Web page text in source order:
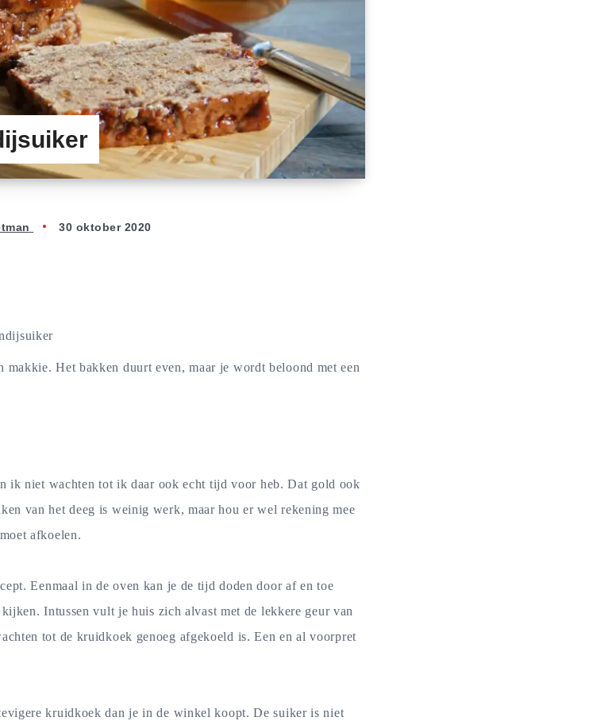
30 oktober 2020
Het bakken duurt even, maar je wordt beloond met een
ik niet wachten tot ik daar ook echt tijd voor heb. Dat gold ook
van het deeg is weinig werk, maar hou er wel rekening mee
afkoelen.
Eenmaal in de oven kan je de tijd doden door af en toe
Intussen vult je huis zich alvast met de lekkere geur van
tot de kruidkoek genoeg afgekoeld is. Een en al voorpret
kruidkoek dan je in de winkel koopt. De suiker is niet